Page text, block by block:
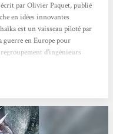
par Olivier Paquet, publié
en idées innovantes
est un vaisseau piloté par
guerre en Europe pour
d’ingénieurs
permettant de modifier les